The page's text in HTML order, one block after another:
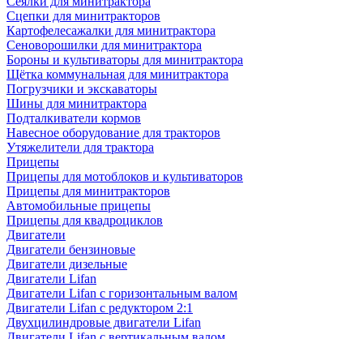
Сцепки для минитракторов
Картофелесажалки для минитрактора
Сеноворошилки для минитрактора
Бороны и культиваторы для минитрактора
Щётка коммунальная для минитрактора
Погрузчики и экскаваторы
Шины для минитрактора
Подталкиватели кормов
Навесное оборудование для тракторов
Утяжелители для трактора
Прицепы
Прицепы для мотоблоков и культиваторов
Прицепы для минитракторов
Автомобильные прицепы
Прицепы для квадроциклов
Двигатели
Двигатели бензиновые
Двигатели дизельные
Двигатели Lifan
Двигатели Lifan с горизонтальным валом
Двигатели Lifan с редуктором 2:1
Двухцилиндровые двигатели Lifan